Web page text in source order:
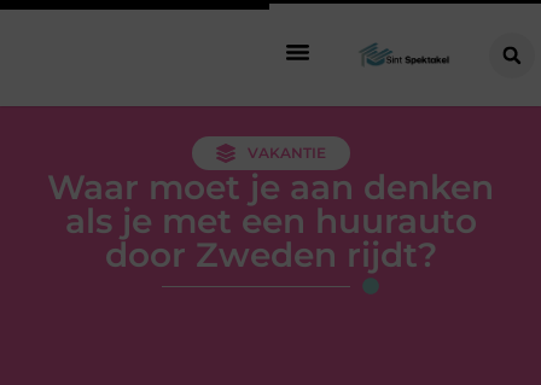
VAKANTIE
Waar moet je aan denken
als je met een huurauto
door Zweden rijdt?